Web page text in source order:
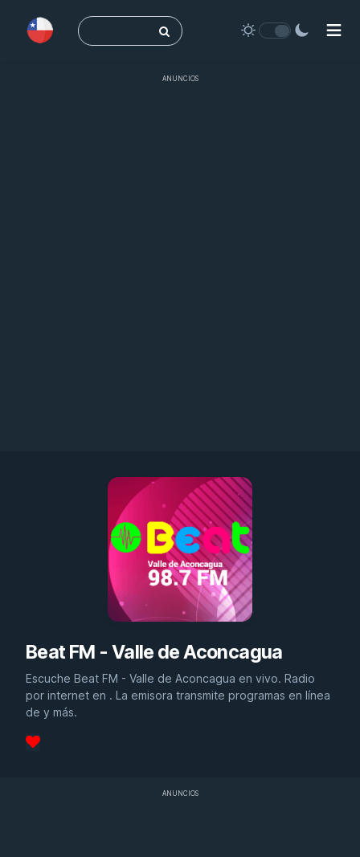
Buscar:
ANUNCIOS
Beat FM - Valle de Aconcagua
Escuche Beat FM - Valle de Aconcagua en vivo. Radio
por internet en . La emisora transmite programas en línea
de y más.
ANUNCIOS